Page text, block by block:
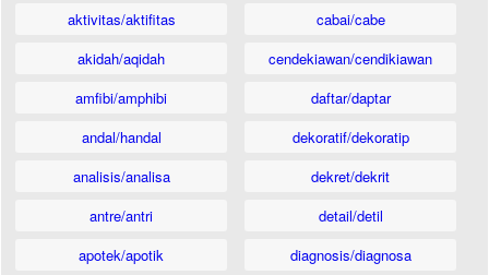
aktivitas/aktifitas
akidah/aqidah
amfibi/amphibi
andal/handal
analisis/analisa
antre/antri
apotek/apotik
cabai/cabe
cendekiawan/cendikiawan
daftar/daptar
dekoratif/dekoratip
dekret/dekrit
detail/detil
diagnosis/diagnosa